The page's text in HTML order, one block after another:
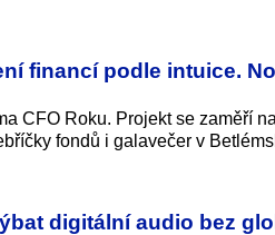
financí podle intuice.
CFO Roku. Projekt se zaměří
fondů i galavečer v
digitální audio bez